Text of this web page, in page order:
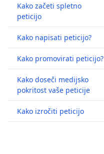
Kako začeti spletno
peticijo
Kako napisati peticijo?
Kako promovirati peticijo?
Kako doseči medijsko
pokritost vaše peticije
Kako izročiti peticijo